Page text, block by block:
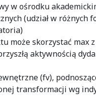
w ośrodku
(udział w różnych
może skorzystać max
aktywnością
(fv),
transformacji wg